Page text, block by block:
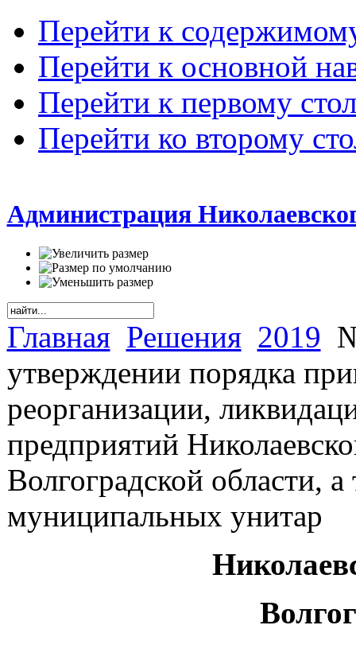
Перейти к
Перейти к основной
Перейти к первому
Перейти ко второму
Администрация
Главная Решения 2019
утверждении порядка
реорганизации,
предприятий
Волгоградской области,
муниципальных унитар